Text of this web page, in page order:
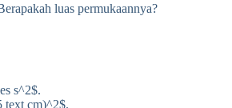
luas permukaannya?
s^2$.
text cm)^2$.